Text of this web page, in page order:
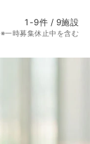
1-9件 / 9施設
※一時募集休止中を含む